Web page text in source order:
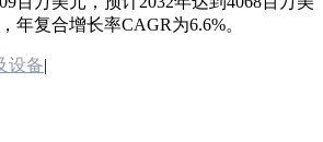
年复合增长率CAGR为6.6%。
设备|